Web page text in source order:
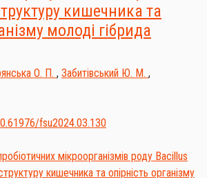
кишечника та
молоді гібрида
О. П. , Забитівський Ю. М. ,
fsu2024.03.130